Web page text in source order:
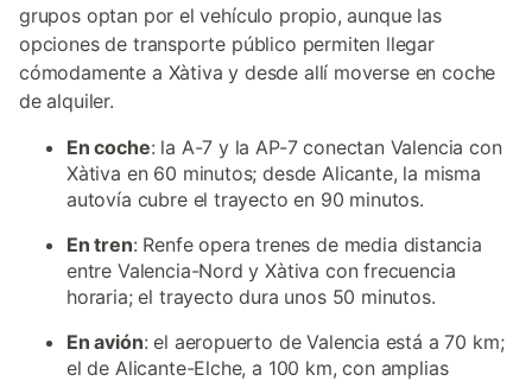
grupos optan por el vehículo propio, aunque las
opciones de transporte público permiten llegar
cómodamente a Xàtiva y desde allí moverse en coche
de alquiler.
En coche: la A-7 y la AP-7 conectan Valencia con
Xàtiva en 60 minutos; desde Alicante, la misma
autovía cubre el trayecto en 90 minutos.
En tren: Renfe opera trenes de media distancia
entre Valencia-Nord y Xàtiva con frecuencia
horaria; el trayecto dura unos 50 minutos.
En avión: el aeropuerto de Valencia está a 70 km;
el de Alicante-Elche, a 100 km, con amplias